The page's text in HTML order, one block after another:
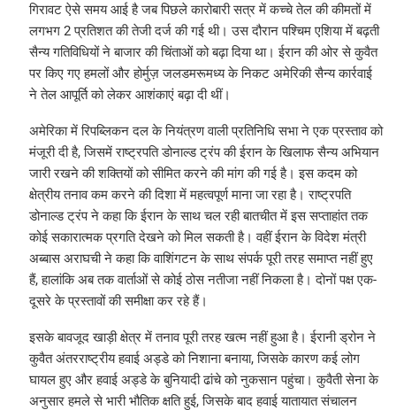
गिरावट ऐसे समय आई है जब पिछले कारोबारी सत्र में कच्चे तेल की कीमतों में
लगभग 2 प्रतिशत की तेजी दर्ज की गई थी। उस दौरान पश्चिम एशिया में बढ़ती
सैन्य गतिविधियों ने बाजार की चिंताओं को बढ़ा दिया था। ईरान की ओर से कुवैत
पर किए गए हमलों और होर्मुज़ जलडमरूमध्य के निकट अमेरिकी सैन्य कार्रवाई
ने तेल आपूर्ति को लेकर आशंकाएं बढ़ा दी थीं।
अमेरिका में रिपब्लिकन दल के नियंत्रण वाली प्रतिनिधि सभा ने एक प्रस्ताव को
मंजूरी दी है, जिसमें राष्ट्रपति डोनाल्ड ट्रंप की ईरान के खिलाफ सैन्य अभियान
जारी रखने की शक्तियों को सीमित करने की मांग की गई है। इस कदम को
क्षेत्रीय तनाव कम करने की दिशा में महत्वपूर्ण माना जा रहा है। राष्ट्रपति
डोनाल्ड ट्रंप ने कहा कि ईरान के साथ चल रही बातचीत में इस सप्ताहांत तक
कोई सकारात्मक प्रगति देखने को मिल सकती है। वहीं ईरान के विदेश मंत्री
अब्बास अराघची ने कहा कि वाशिंगटन के साथ संपर्क पूरी तरह समाप्त नहीं हुए
हैं, हालांकि अब तक वार्ताओं से कोई ठोस नतीजा नहीं निकला है। दोनों पक्ष एक-
दूसरे के प्रस्तावों की समीक्षा कर रहे हैं।
इसके बावजूद खाड़ी क्षेत्र में तनाव पूरी तरह खत्म नहीं हुआ है। ईरानी ड्रोन ने
कुवैत अंतरराष्ट्रीय हवाई अड्डे को निशाना बनाया, जिसके कारण कई लोग
घायल हुए और हवाई अड्डे के बुनियादी ढांचे को नुकसान पहुंचा। कुवैती सेना के
अनुसार हमले से भारी भौतिक क्षति हुई, जिसके बाद हवाई यातायात संचालन